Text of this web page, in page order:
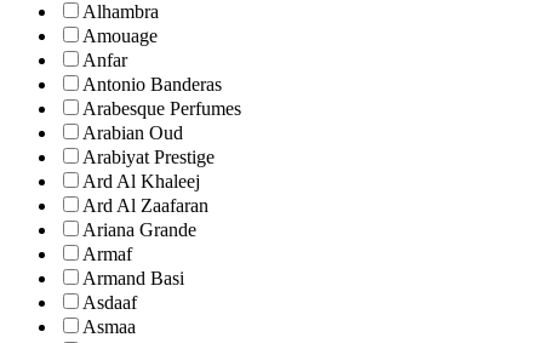
Alhambra
Amouage
Anfar
Antonio Banderas
Arabesque Perfumes
Arabian Oud
Arabiyat Prestige
Ard Al Khaleej
Ard Al Zaafaran
Ariana Grande
Armaf
Armand Basi
Asdaaf
Asmaa